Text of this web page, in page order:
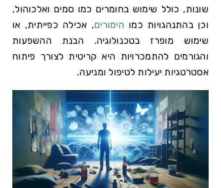
שונות, כולל שימוש בחומרים כמו סמים ואלכוהול,
וכן בהתנהגויות כמו הימורים, אכילה כפייתית, או
שימוש מופרז בטכנולוגיה. הבנת ההשפעות
והגורמים להתמכרויות היא קריטית לצורך פיתוח
אסטרטגיות יעילות לטיפול ומניעה.